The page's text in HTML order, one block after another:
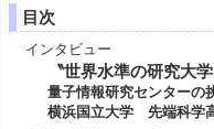
目次
インタビュー
〝世界水準の研究大
量子情報研究センターの
横浜国立大学 先端科